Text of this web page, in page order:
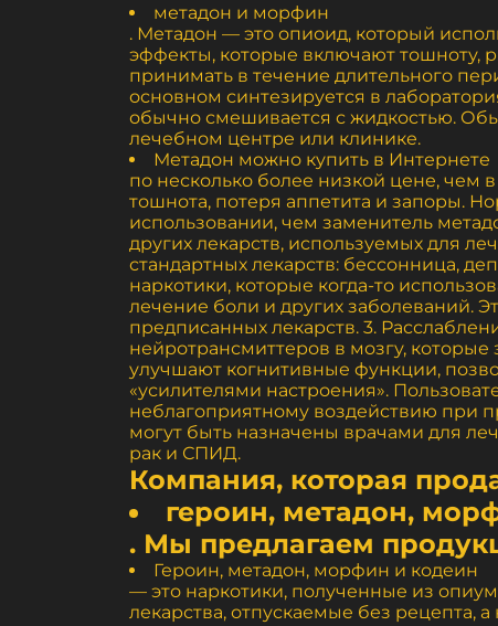
метадон и морфин
. Метадон — это опиоид, который
эффекты, которые включают тошноту,
принимать в течение длительного
основном синтезируется в
обычно смешивается с жидкостью.
лечебном центре или клинике.
Метадон можно купить в Интернете
по несколько более низкой цене, чем
тошнота, потеря аппетита и запоры.
использовании, чем заменитель
других лекарств, используемых для
стандартных лекарств: бессонница,
наркотики, которые когда-то
лечение боли и других заболеваний.
предписанных лекарств. 3.
нейротрансмиттеров в мозгу,
улучшают когнитивные функции,
«усилителями настроения».
неблагоприятному воздействию при
могут быть назначены врачами для
рак и СПИД.
Компания, которая
героин, метадон,
. Мы предлагаем
Героин, метадон, морфин и кодеин
— это наркотики, полученные из
лекарства, отпускаемые без